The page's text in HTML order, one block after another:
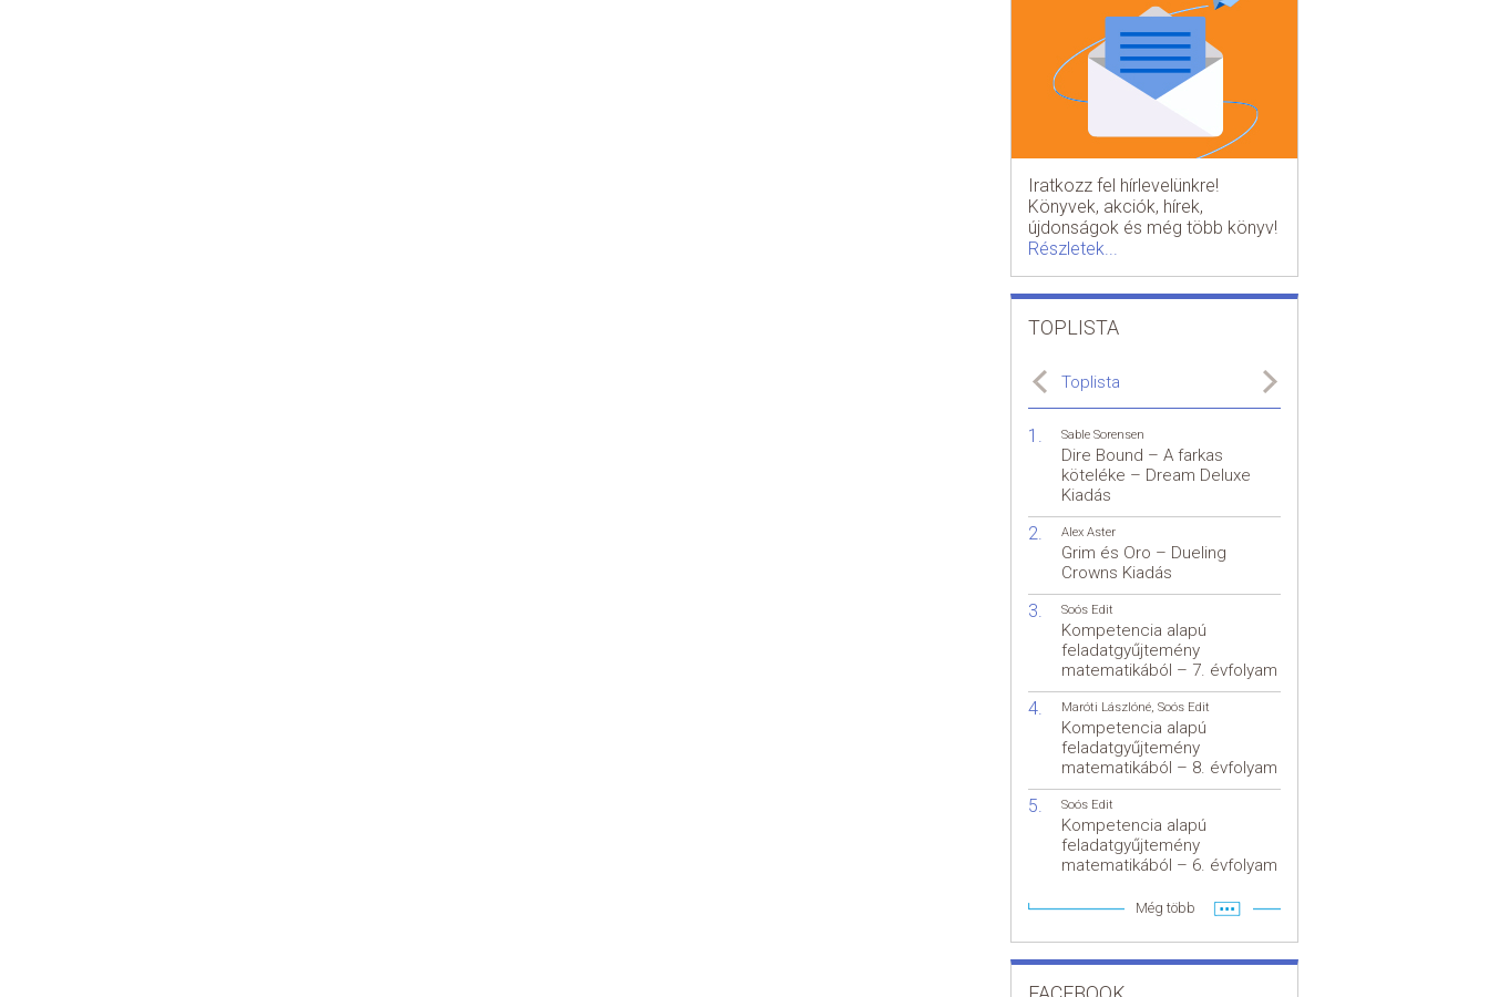
Iratkozz fel hírlevelünkre!
Könyvek, akciók, hírek,
újdonságok és még több könyv!
Részletek...
TOPLISTA
Toplista
Sable Sorensen
Dire Bound – A farkas
köteléke – Dream Deluxe
Kiadás
Alex Aster
Grim és Oro – Dueling
Crowns Kiadás
Soós Edit
Kompetencia alapú
feladatgyűjtemény
matematikából – 7. évfolyam
Maróti Lászlóné, Soós Edit
Kompetencia alapú
feladatgyűjtemény
matematikából – 8. évfolyam
Soós Edit
Kompetencia alapú
feladatgyűjtemény
matematikából – 6. évfolyam
Még több